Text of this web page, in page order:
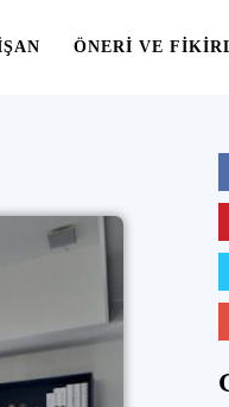
ÖNERI VE